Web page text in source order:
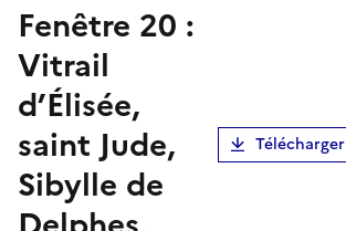
Fenêtre 20 :
Vitrail
d’Élisée,
saint Jude,
Sibylle de
Télécharger